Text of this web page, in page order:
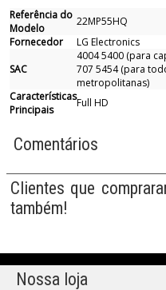
Referência do
Modelo
22MP55HQ
Fornecedor
LG Electronics
SAC
4004 5400 (para
707 5454 (para
metropolitanas)
Características
Principais
Full HD
Comentários
Clientes que
também!
Nossa loja